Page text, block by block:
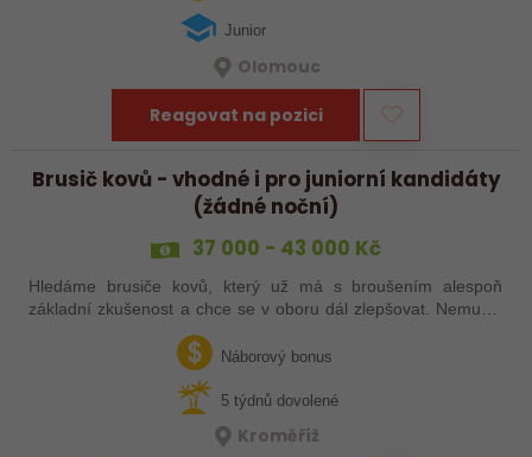
Junior
Olomouc
Reagovat na pozici
Brusič kovů - vhodné i pro juniorní kandidáty
(žádné noční)
37 000 - 43 000 Kč
Hledáme brusiče kovů, který už má s broušením alespoň
základní zkušenost a chce se v oboru dál zlepšovat. Nemusíš
být samostatný specialista s dlouholetou praxí. Důležité je,
abys už někdy pracoval…Náborový bonus
5 týdnů dovolené
Kroměříž